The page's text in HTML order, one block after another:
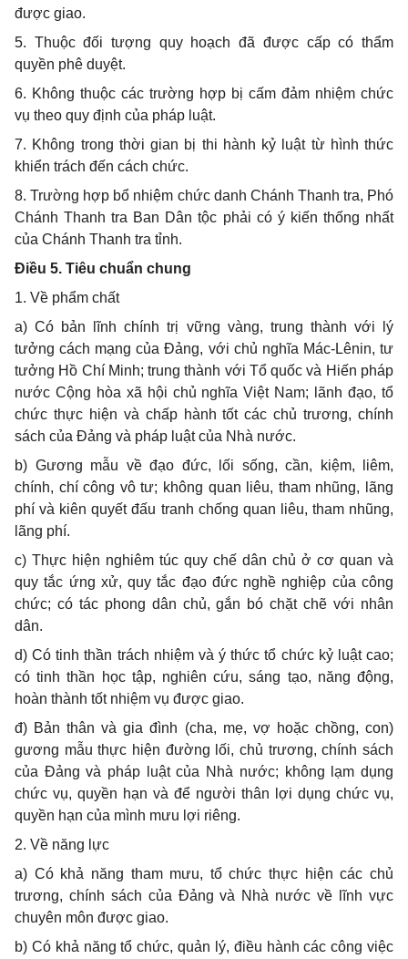
được giao.
5. Thuộc đối tượng quy hoạch đã được cấp có thẩm
quyền phê duyệt.
6. Không thuộc các trường hợp bị cấm đảm nhiệm chức
vụ theo quy định của pháp luật.
7. Không trong thời gian bị thi hành kỷ luật từ hình thức
khiển trách đến cách chức.
8. Trường hợp bổ nhiệm chức danh Chánh Thanh tra, Phó
Chánh Thanh tra Ban Dân tộc phải có ý kiến thống nhất
của Chánh Thanh tra tỉnh.
Điều 5. Tiêu chuẩn chung
1. Về phẩm chất
a) Có bản lĩnh chính trị vững vàng, trung thành với lý
tưởng cách mạng của Đảng, với chủ nghĩa Mác-Lênin, tư
tưởng Hồ Chí Minh; trung thành với Tổ quốc và Hiến pháp
nước Cộng hòa xã hội chủ nghĩa Việt Nam; lãnh đạo, tổ
chức thực hiện và chấp hành tốt các chủ trương, chính
sách của Đảng và pháp luật của Nhà nước.
b) Gương mẫu về đạo đức, lối sống, cần, kiệm, liêm,
chính, chí công vô tư; không quan liêu, tham nhũng, lãng
phí và kiên quyết đấu tranh chống quan liêu, tham nhũng,
lãng phí.
c) Thực hiện nghiêm túc quy chế dân chủ ở cơ quan và
quy tắc ứng xử, quy tắc đạo đức nghề nghiệp của công
chức; có tác phong dân chủ, gắn bó chặt chẽ với nhân
dân.
d) Có tinh thần trách nhiệm và ý thức tổ chức kỷ luật cao;
có tinh thần học tập, nghiên cứu, sáng tạo, năng động,
hoàn thành tốt nhiệm vụ được giao.
đ) Bản thân và gia đình (cha, mẹ, vợ hoặc chồng, con)
gương mẫu thực hiện đường lối, chủ trương, chính sách
của Đảng và pháp luật của Nhà nước; không lạm dụng
chức vụ, quyền hạn và để người thân lợi dụng chức vụ,
quyền hạn của mình mưu lợi riêng.
2. Về năng lực
a) Có khả năng tham mưu, tổ chức thực hiện các chủ
trương, chính sách của Đảng và Nhà nước về lĩnh vực
chuyên môn được giao.
b) Có khả năng tổ chức, quản lý, điều hành các công việc